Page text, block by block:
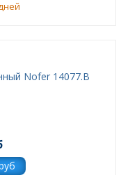
Nofer 14077.В